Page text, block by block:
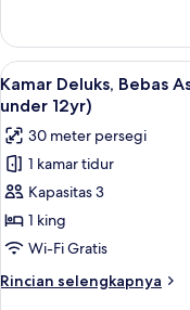
child
under
12yr)
Kamar
Standar
(King
Bed,
Adults
child
under
12yr)
Lihat
semua
foto
untuk
Kamar
Deluks,
Bebas
Asap
Rokok
(King
6
Kamar Deluks, Bebas
under 12yr)
30 meter persegi
1 kamar tidur
Kapasitas 3
1 king
Wi-Fi Gratis
Rincian selengkapnya
Rincian